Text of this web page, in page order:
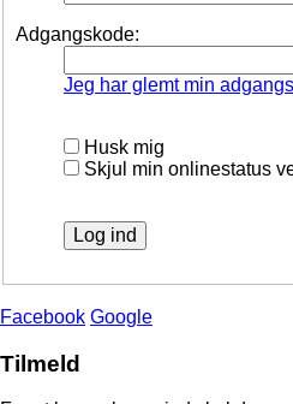
Adgangskode:
Jeg har glemt min
Husk mig
Skjul min onlinestatus
Facebook Google
Tilmeld